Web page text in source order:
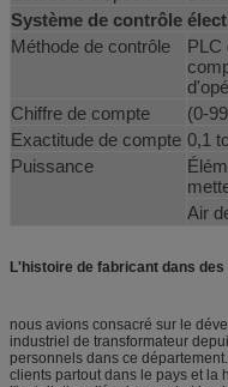
Système de contrôle
Méthode de contrôle
PLC
Chiffre de compte
(0-
Exactitude de compte 0,1
Puissance
Air
L'histoire de fabricant dans
nous avions consacré sur le
industriel de transformateur
personnels dans ce
clients partout dans le pays et la